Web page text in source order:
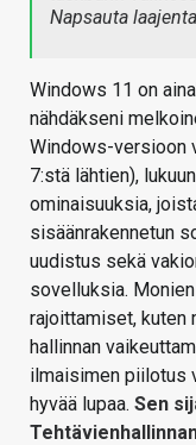
Napsauta
Windows 11 on
nähdäkseni
Windows-versioon
7:stä lähtien),
ominaisuuksia,
sisäänrakennetun
uudistus sekä
sovelluksia.
rajoittamiset, kuten
hallinnan
ilmaisimen piilotus
hyvää lupaa. Sen